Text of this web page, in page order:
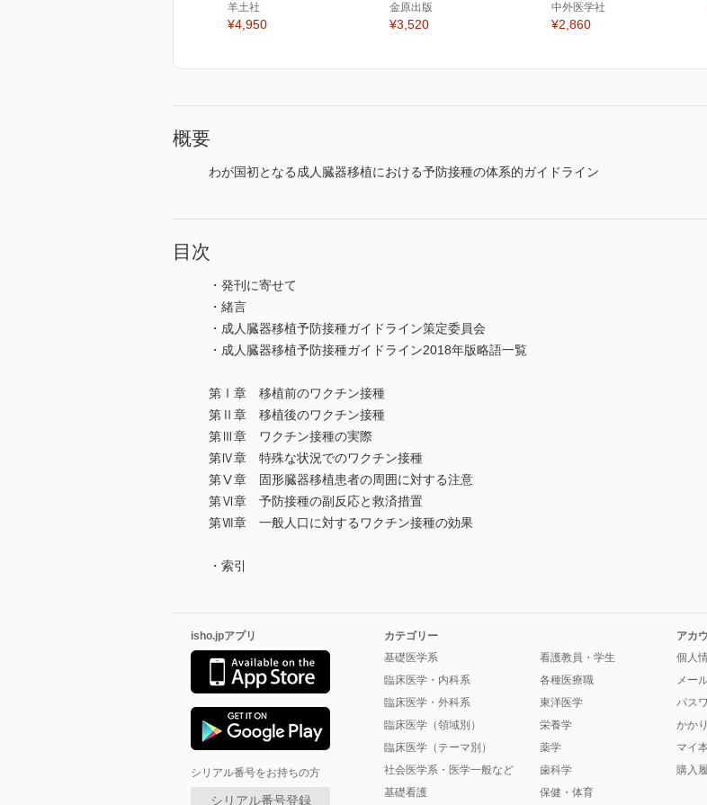
羊土社
¥4,950
金原出版
¥3,520
中外医学社
¥2,860
概要
わが国初となる成人臓器移植における予防接種の体系的ガイドライン
目次
・発刊に寄せて
・緒言
・成人臓器移植予防接種ガイドライン策定委員会
・成人臓器移植予防接種ガイドライン2018年版略語一覧
第Ⅰ章 移植前のワクチン接種
第Ⅱ章 移植後のワクチン接種
第Ⅲ章 ワクチン接種の実際
第Ⅳ章 特殊な状況でのワクチン接種
第Ⅴ章 固形臓器移植患者の周囲に対する注意
第Ⅵ章 予防接種の副反応と救済措置
第Ⅶ章 一般人口に対するワクチン接種の効果
・索引
isho.jpアプリ
シリアル番号をお持ちの方
シリアル番号登録
カテゴリー
基礎医学系
臨床医学・内科系
臨床医学・外科系
臨床医学（領域別）
臨床医学（テーマ別）
社会医学系・医学一般など
基礎看護
看護教員・学生
各種医療職
東洋医学
栄養学
薬学
歯科学
保健・体育
アカ
個人
メー
パス
かか
マイ
購入